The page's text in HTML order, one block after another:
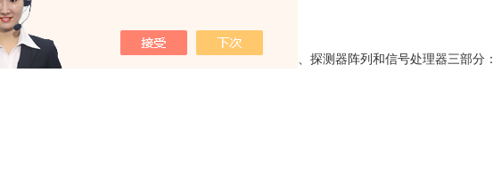
度的四次方成正比 。红外热成像系统包含光学镜头、探测器阵列和信号处理器三部分：